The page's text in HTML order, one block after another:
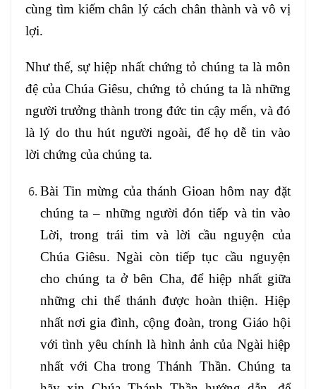
cùng tìm kiếm chân lý cách chân thành và vô vị
lợi.
Như thế, sự hiệp nhất chứng tỏ chúng ta là môn
đệ của Chúa Giêsu, chứng tỏ chúng ta là những
người trưởng thành trong đức tin cậy mến, và đó
là lý do thu hút người ngoài, để họ dễ tin vào
lời chứng của chúng ta.
Bài Tin mừng của thánh Gioan hôm nay đặt
chúng ta – những người đón tiếp và tin vào
Lời, trong trái tim và lời cầu nguyện của
Chúa Giêsu. Ngài còn tiếp tục cầu nguyện
cho chúng ta ở bên Cha, để hiệp nhất giữa
những chi thể thánh được hoàn thiện. Hiệp
nhất nơi gia đình, cộng đoàn, trong Giáo hội
với tình yêu chính là hình ảnh của Ngài hiệp
nhất với Cha trong Thánh Thần. Chúng ta